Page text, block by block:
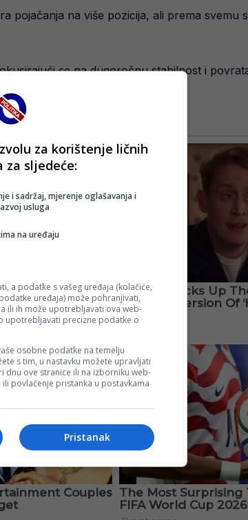
na više pozicija, ali prema svemu
se na dugoročnu stabilnost i
za korištenje ličnih
za sljedeće:
i sadržaj, mjerenje oglašavanja i
usluga
na uređaju
a podatke s vašeg uređaja (kolačiće,
uređaja) može pohranjivati,
ili ih može upotrebljavati ova web-
upotrebljavati precizne podatke o
osobne podatke na temelju
s tim, u nastavku možete upravljati
dnu ove stranice ili na izborniku web-
povlačenje pristanka u postavkama
Pristanak